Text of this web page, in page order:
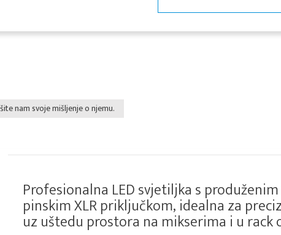
nam svoje mišljenje o njemu.
Profesionalna LED svjetiljka s
pinskim XLR priključkom, idealna za
uz uštedu prostora na mikserima i u rack